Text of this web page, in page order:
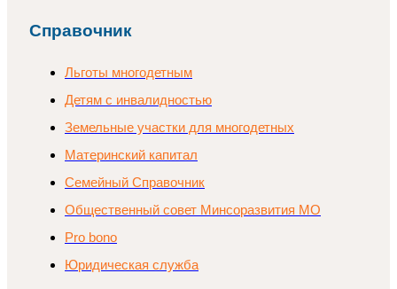
Справочник
Льготы многодетным
Детям с инвалидностью
Земельные участки для многодетных
Материнский капитал
Семейный Справочник
Общественный совет Минсоразвития МО
Pro bono
Юридическая служба